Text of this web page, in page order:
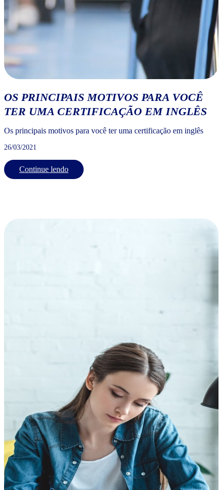
OS PRINCIPAIS MOTIVOS PARA VOCÊ
TER UMA CERTIFICAÇÃO EM INGLÊS
Os principais motivos para você ter uma certificação em inglês
26/03/2021
Continue lendo